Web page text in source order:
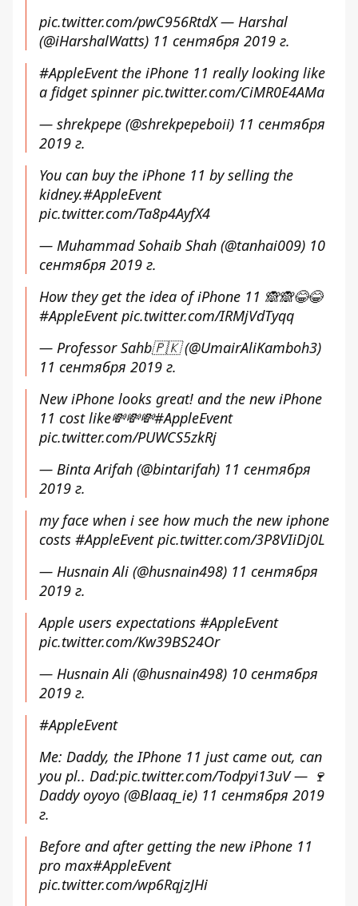
pic.twitter.com/pwC956RtdX— Harshal
(@iHarshalWatts) 11 сентября 2019 г.
#AppleEventthe iPhone 11 really looking like
a fidget spinnerpic.twitter.com/CiMR0E4AMa
— shrekpepe (@shrekpepeboii) 11 сентября
2019 г.
You can buy the iPhone 11 by selling the
kidney.#AppleEvent
pic.twitter.com/Ta8p4AyfX4
— Muhammad Sohaib Shah (@tanhai009) 10
сентября 2019 г.
How they get the idea of iPhone 11 🙈🙈😂😂
#AppleEvent pic.twitter.com/IRMjVdTyqq
— Professor Sahb🇵🇰 (@UmairAliKamboh3)
11 сентября 2019 г.
New iPhone looks great! and the new iPhone
11 cost like💸💸💸#AppleEvent
pic.twitter.com/PUWCS5zkRj
— Binta Arifah (@bintarifah) 11 сентября
2019 г.
my face when i see how much the new iphone
costs #AppleEvent pic.twitter.com/3P8VIiDj0L
— Husnain Ali (@husnain498) 11 сентября
2019 г.
Apple users expectations #AppleEvent
pic.twitter.com/Kw39BS24Or
— Husnain Ali (@husnain498) 10 сентября
2019 г.
#AppleEvent
Me: Daddy, the IPhone 11 just came out, can
you pl.. Dad:pic.twitter.com/Todpyi13uV— 🍷
Daddy oyoyo (@Blaaq_ie) 11 сентября 2019
г.
Before and after getting the new iPhone 11
pro max#AppleEvent
pic.twitter.com/wp6RqjzJHi